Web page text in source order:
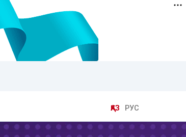
ҚАЗ РУС